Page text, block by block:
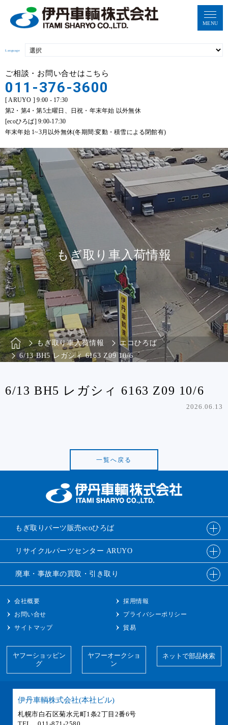
MENU
Language
ご相談・お問い合せはこちら
011-376-3600
[ ARUYO ] 9:00 - 17:30
第2・第4・第5土曜日、日祝・年末年始 以外無休
[ecoひろば] 9:00-17:30
年末年始 1~3月以外無休(冬期間:変動・積雪による閉館有)
もぎ取り車入荷情報
もぎ取り車入荷情報
エコひろば
6/13 BH5 レガシィ 6163 Z09 10/6
6/13 BH5 レガシィ 6163 Z09 10/6
2026.06.13
一覧へ戻る
もぎ取りパーツ販売ecoひろば
リサイクルパーツセンター ARUYO
廃車・事故車の買取・引き取り
会社概要
採用情報
お問い合せ
プライバシーポリシー
サイトマップ
貿易
ヤフーショッピン
グ
ヤフーオークショ
ン
ネットで部品検索
伊丹車輌株式会社(本社ビル)
札幌市白石区菊水元町1条2丁目2番6号